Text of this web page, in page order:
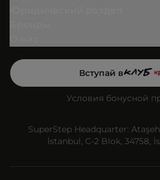
Вступай в
Условия бонусной
SuperStep Headquarter:
İstanbul, C-2 Blok, 34758,